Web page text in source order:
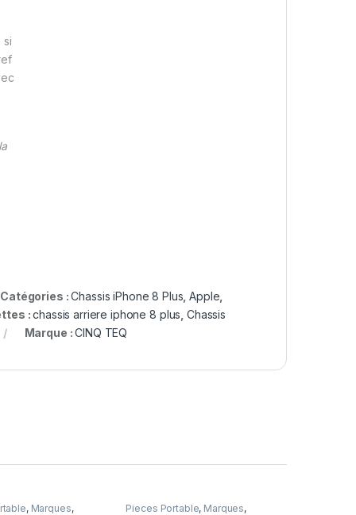
si
Catégories :Chassis iPhone 8 Plus ,Apple
:chassis arriere iphone 8 plus Chassis
Marque :CINQ TEQ
, Marques,
Pieces Portable, Marques,